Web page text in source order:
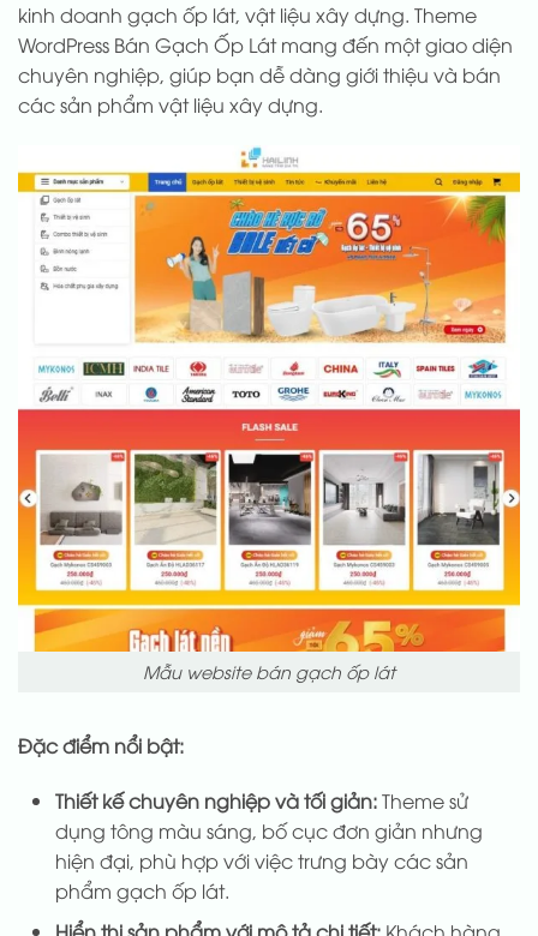
kinh doanh gạch ốp lát, vật liệu xây dựng. Theme
WordPress Bán Gạch Ốp Lát mang đến một giao diện
chuyên nghiệp, giúp bạn dễ dàng giới thiệu và bán
các sản phẩm vật liệu xây dựng.
Mẫu website bán gạch ốp lát
Đặc điểm nổi bật:
Thiết kế chuyên nghiệp và tối giản:Theme sử
dụng tông màu sáng, bố cục đơn giản nhưng
hiện đại, phù hợp với việc trưng bày các sản
phẩm gạch ốp lát.